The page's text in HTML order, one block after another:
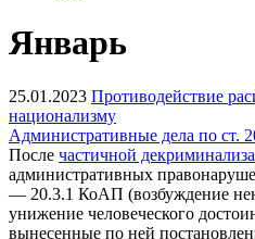
Январь
25.01.2023 Противодействие
национализму
Административные дела по ст.
После частичной
административных
— 20.3.1 КоАП (возбуждение
унижение человеческого
вынесенные по ней